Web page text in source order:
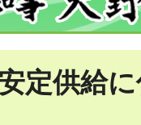
定供給